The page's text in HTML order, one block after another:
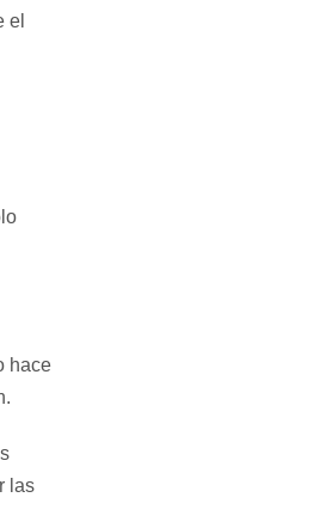
el
hace
las